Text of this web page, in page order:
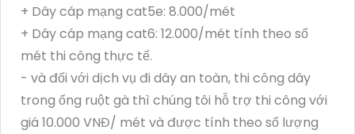
+ Dây cáp mạng cat5e: 8.000/mét
+ Dây cáp mạng cat6: 12.000/mét tính theo số
mét thi công thực tế.
- và đối với dịch vụ đi dây an toàn, thi công dây
trong ống ruột gà thì chúng tôi hỗ trợ thi công với
giá 10.000 VNĐ/ mét và được tính theo số lượng